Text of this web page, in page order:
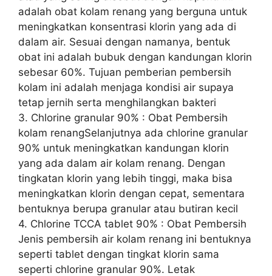
adalah obat kolam renang yang berguna untuk
meningkatkan konsentrasi klorin yang ada di
dalam air. Sesuai dengan namanya, bentuk
obat ini adalah bubuk dengan kandungan klorin
sebesar 60%. Tujuan pemberian pembersih
kolam ini adalah menjaga kondisi air supaya
tetap jernih serta menghilangkan bakteri
3. Chlorine granular 90% : Obat Pembersih
kolam renangSelanjutnya ada chlorine granular
90% untuk meningkatkan kandungan klorin
yang ada dalam air kolam renang. Dengan
tingkatan klorin yang lebih tinggi, maka bisa
meningkatkan klorin dengan cepat, sementara
bentuknya berupa granular atau butiran kecil
4. Chlorine TCCA tablet 90% : Obat Pembersih
Jenis pembersih air kolam renang ini bentuknya
seperti tablet dengan tingkat klorin sama
seperti chlorine granular 90%. Letak